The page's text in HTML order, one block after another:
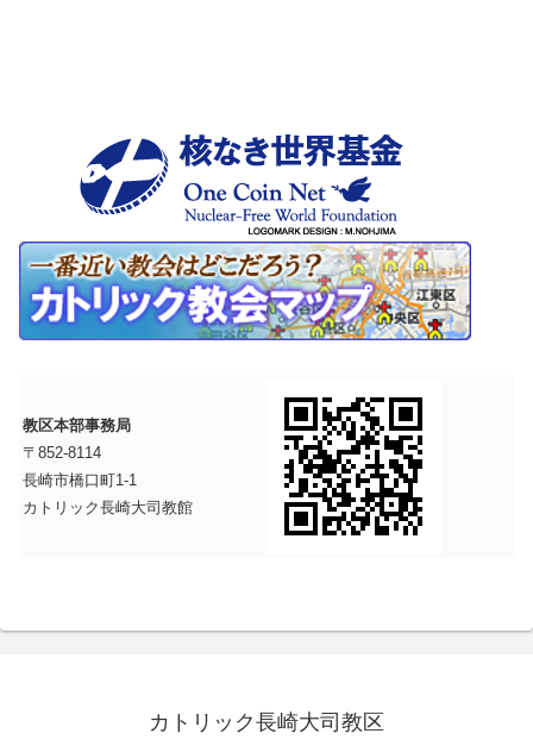
教区本部事務局
〒852-8114
長崎市橋口町1-1
カトリック長崎大司教館
カトリック長崎大司教区